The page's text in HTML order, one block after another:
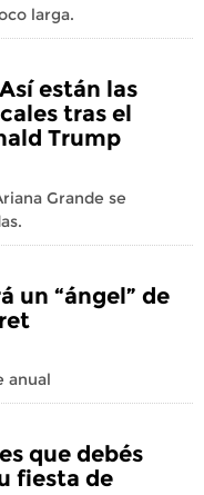
larga.
están las
tras el
Trump
Grande se
un “ángel” de
anual
que debés
fiesta de